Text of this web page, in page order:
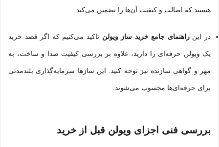
هستند که اصالت و کیفیت آن‌ها را تضمین می‌کند.
در اینراهنمای جامع خرید ساز ویولن تاکید می‌کنیم که اگر قصد خرید
یک ویولن حرفه‌ای را دارید، علاوه بر بررسی کیفیت صدا و ساخت، به
مهر و گواهی سازنده نیز توجه کنید. این سازها سرمایه‌گذاری بلندمدتی
برای حرفه‌ای‌ها محسوب می‌شوند.
بررسی فنی اجزای ویولن قبل از خرید